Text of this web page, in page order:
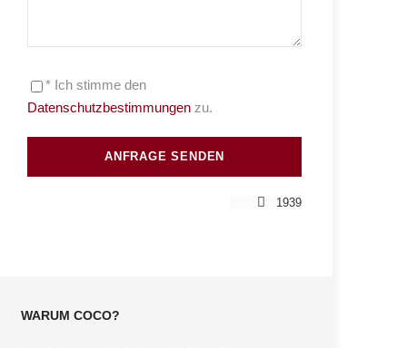
* Ich stimme den
Datenschutzbestimmungen zu.
1939
WARUM COCO?